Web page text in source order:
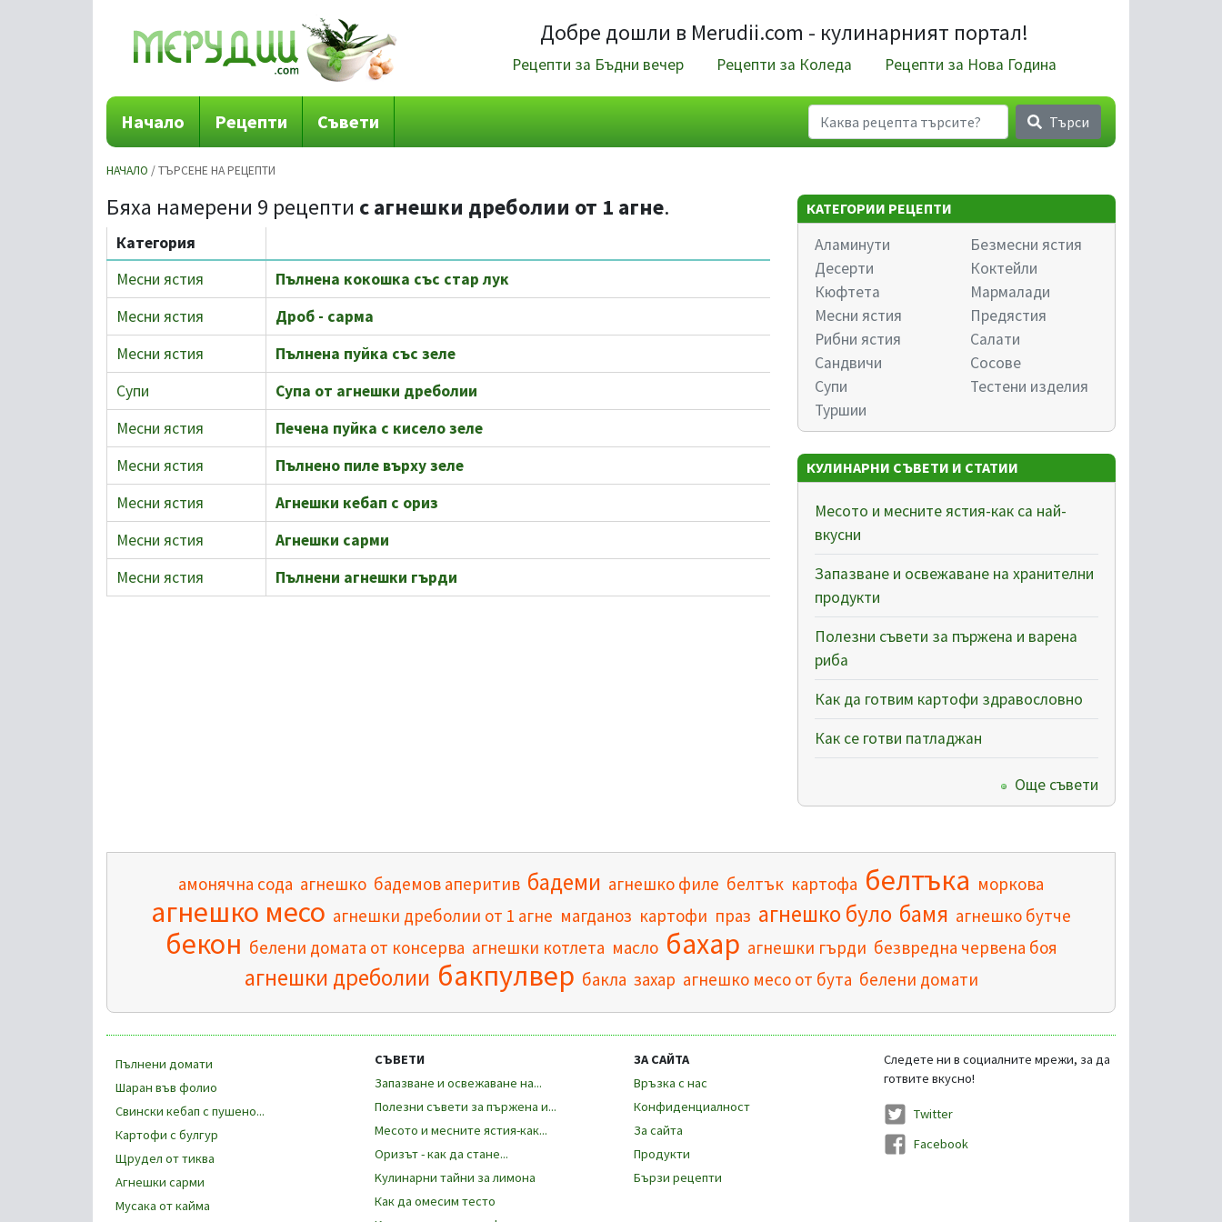
Добре дошли в Merudii.com - кулинарният портал!
Рецепти за Бъдни вечер Рецепти за Коледа Рецепти за Нова Година
Начало Рецепти Съвети Търси
НАЧАЛО / ТЪРСЕНЕ НА РЕЦЕПТИ
Бяха намерени 9 рецепти с агнешки дреболии от 1 агне.
Категория
Месни ястия
Пълнена кокошка със стар лук
Месни ястия
Дроб - сарма
Месни ястия
Пълнена пуйка със зеле
Супи
Супа от агнешки дреболии
Месни ястия
Печена пуйка с кисело зеле
Месни ястия
Пълнено пиле върху зеле
Месни ястия
Агнешки кебап с ориз
Месни ястия
Агнешки сарми
Месни ястия
Пълнени агнешки гърди
КАТЕГОРИИ РЕЦЕПТИ
Аламинути
Безмесни ястия
Десерти
Коктейли
Кюфтета
Мармалади
Месни ястия
Предястия
Рибни ястия
Салати
Сандвичи
Сосове
Супи
Тестени изделия
Туршии
КУЛИНАРНИ СЪВЕТИ И СТАТИИ
Месото и месните ястия-как са най-
вкусни
Запазване и освежаване на хранителни
продукти
Полезни съвети за пържена и варена
риба
Как да готвим картофи здравословно
Как се готви патладжан
Още съвети
амонячна сода агнешко бадемов аперитив бадеми агнешко филе белтък картофа белтъка моркова
агнешко месо агнешки дреболии от 1 агне магданоз картофи праз агнешко було бамя агнешко бутче
бекон белени домата от консерва агнешки котлета масло бахар агнешки гърди безвредна червена боя
агнешки дреболии бакпулвер бакла захар агнешко месо от бута белени домати
Пълнени домати
Шаран във фолио
Свински кебап с пушено...
Картофи с булгур
Щрудел от тиква
Агнешки сарми
Мусака от кайма
СЪВЕТИ
Запазване и освежаване на...
Полезни съвети за пържена и...
Месото и месните ястия-как...
Оризът - как да стане...
Kулинарни тайни за лимона
Как да омесим тесто
ЗА САЙТА
Връзка с нас
Конфиденциалност
За сайта
Продукти
Бързи рецепти
Следете ни в социалните мрежи, за да
готвите вкусно!
Twitter
Facebook